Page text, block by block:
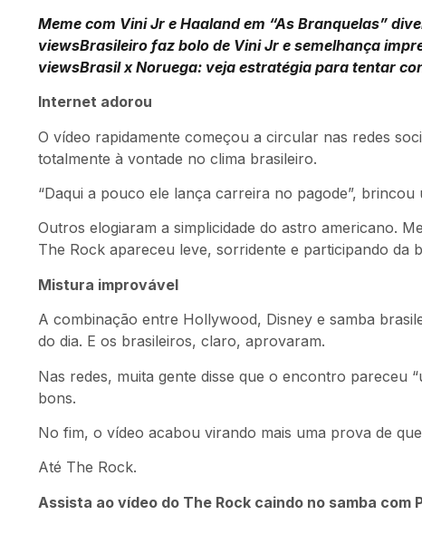
Meme com Vini Jr e Haaland em “As Branquelas”
viewsBrasileiro faz bolo de Vini Jr e semelhança
viewsBrasil x Noruega: veja estratégia para tentar
Internet adorou
O vídeo rapidamente começou a circular nas redes
totalmente à vontade no clima brasileiro.
“Daqui a pouco ele lança carreira no pagode”, brincou
Outros elogiaram a simplicidade do astro americano.
The Rock apareceu leve, sorridente e participando da
Mistura improvável
A combinação entre Hollywood, Disney e samba
do dia. E os brasileiros, claro, aprovaram.
Nas redes, muita gente disse que o encontro pareceu
bons.
No fim, o vídeo acabou virando mais uma prova de
Até The Rock.
Assista ao vídeo do The Rock caindo no samba com